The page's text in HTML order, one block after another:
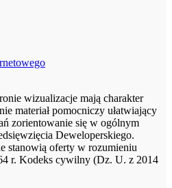
wizualizacje mają charakter
materiał pomocniczy ułatwiający
zorientowanie się w ogólnym
Deweloperskiego.
stanowią oferty w rozumieniu
r. Kodeks cywilny (Dz. U. z 2014